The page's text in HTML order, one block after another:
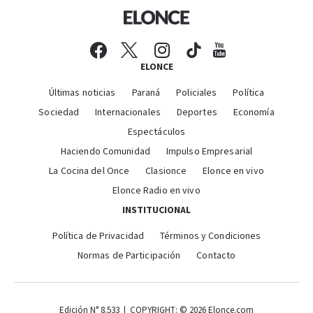
ELONCE
Últimas noticias Paraná Policiales
Política
Sociedad
Internacionales Deportes
Economía
Espectáculos
Haciendo Comunidad
Impulso Empresarial
La Cocina del Once
Clasionce
Elonce en vivo
Elonce Radio en vivo
INSTITUCIONAL
Política de Privacidad
Términos y Condiciones
Normas de Participación
Contacto
Edición N° 8.533 | COPYRIGHT: © 2026 Elonce.com